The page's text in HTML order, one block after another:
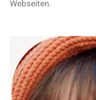
Webseiten.